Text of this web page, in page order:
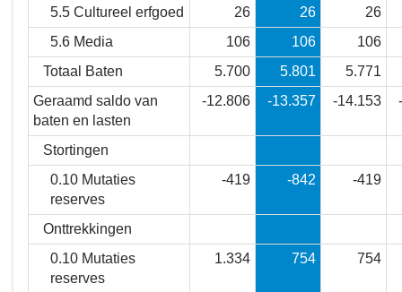
5.5 Cultureel erfgoed
26 26
26
5.6 Media
106 106
106
Totaal Baten
5.700 5.801
5.771
Geraamd saldo van
baten en lasten
-12.806 -13.357 -14.153
Stortingen
0.10 Mutaties
reserves
-419 -842 -419
Onttrekkingen
0.10 Mutaties
reserves
1.334 754 754